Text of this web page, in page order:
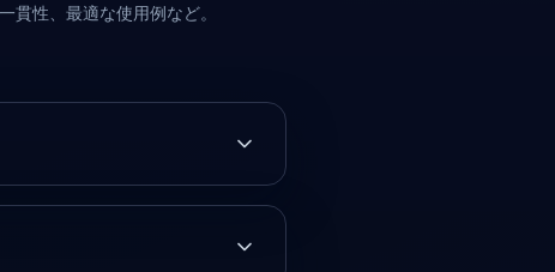
性、最適な使用例など。